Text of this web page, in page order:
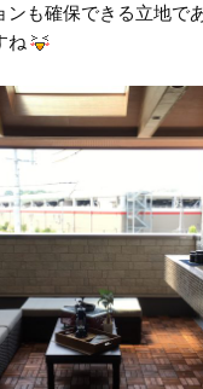
ンも確保できる立地で
ね